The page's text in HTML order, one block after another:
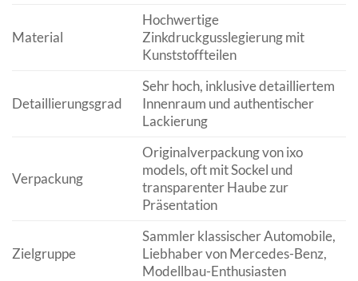
Material
Hochwertige
Zinkdruckgusslegierung mit
Kunststoffteilen
Detaillierungsgrad
Sehr hoch, inklusive detailliertem
Innenraum und authentischer
Lackierung
Verpackung
Originalverpackung von ixo
models, oft mit Sockel und
transparenter Haube zur
Präsentation
Zielgruppe
Sammler klassischer Automobile,
Liebhaber von Mercedes-Benz,
Modellbau-Enthusiasten